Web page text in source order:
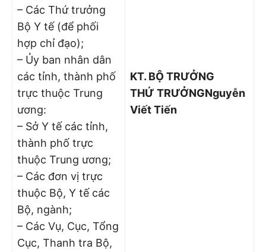
– Các Thứ trưởng
Bộ Y tế (để phối
hợp chỉ đạo);
– Ủy ban nhân dân
các tỉnh, thành phố
trực thuộc Trung
ương:
– Sở Y tế các tỉnh,
thành phố trực
thuộc Trung ương;
– Các đơn vị trực
thuộc Bộ, Y tế các
Bộ, ngành;
– Các Vụ, Cục, Tổng
Cục, Thanh tra Bộ,
KT. BỘ TRƯỞNG
THỨ TRƯỞNGNguyễn
Viết Tiến